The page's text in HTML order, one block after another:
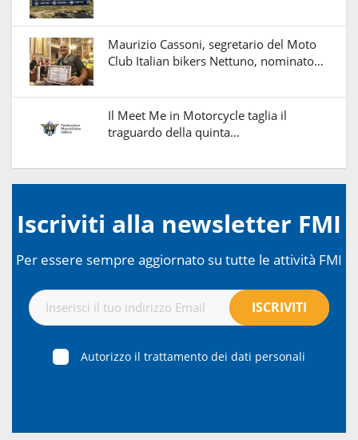
Maurizio Cassoni, segretario del Moto
Club Italian bikers Nettuno, nominato…
Il Meet Me in Motorcycle taglia il
traguardo della quinta…
Iscriviti alla newsletter FMI
Per essere sempre aggiornato su tutte le attività FMI
Autorizzo il trattamento dei dati personali